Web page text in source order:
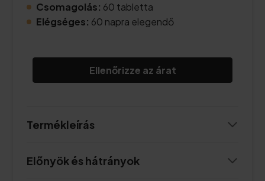
Csomagolás: 60 tabletta
Elégséges: 60 napra elegendő
Ellenőrizze az árat
Termékleírás
Előnyök és hátrányok